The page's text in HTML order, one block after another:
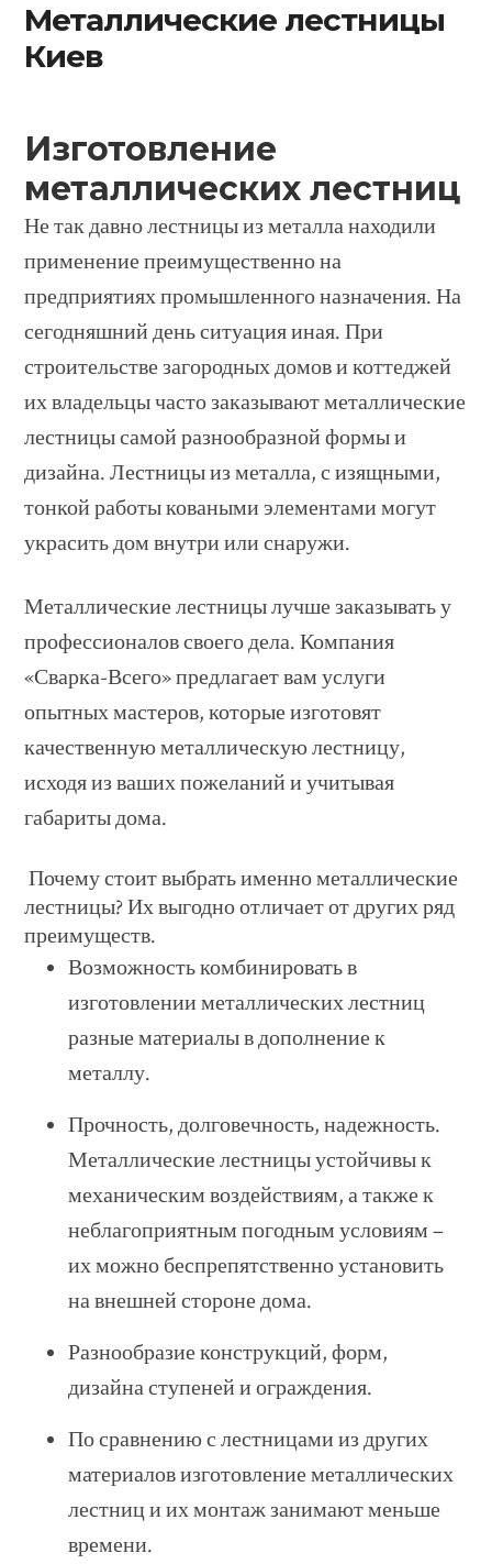
Металлические лестницы
Киев
Изготовление
металлических лестниц
Не так давно лестницы из металла находили
применение преимущественно на
предприятиях промышленного назначения. На
сегодняшний день ситуация иная. При
строительстве загородных домов и коттеджей
их владельцы часто заказывают металлические
лестницы самой разнообразной формы и
дизайна. Лестницы из металла, с изящными,
тонкой работы коваными элементами могут
украсить дом внутри или снаружи.
Металлические лестницы лучше заказывать у
профессионалов своего дела. Компания
«Сварка-Всего» предлагает вам услуги
опытных мастеров, которые изготовят
качественную металлическую лестницу,
исходя из ваших пожеланий и учитывая
габариты дома.
Почему стоит выбрать именно металлические
лестницы? Их выгодно отличает от других ряд
преимуществ.
Возможность комбинировать в
изготовлении металлических лестниц
разные материалы в дополнение к
металлу.
Прочность, долговечность, надежность.
Металлические лестницы устойчивы к
механическим воздействиям, а также к
неблагоприятным погодным условиям –
их можно беспрепятственно установить
на внешней стороне дома.
Разнообразие конструкций, форм,
дизайна ступеней и ограждения.
По сравнению с лестницами из других
материалов изготовление металлических
лестниц и их монтаж занимают меньше
времени.